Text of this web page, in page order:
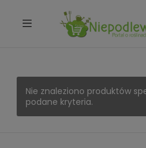
Nie znaleziono produktów
podane kryteria.